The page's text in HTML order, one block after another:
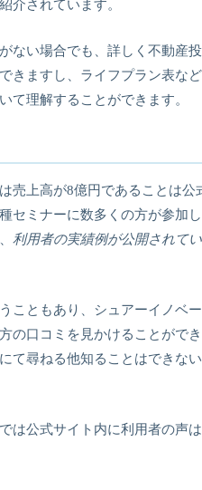
介されています。
ない場合でも、詳しく不動産
きますし、ライフプラン表な
て理解することができます。
売上高が8億円であることは公
セミナーに数多くの方が参加
利用者の実績例が公開されて
こともあり、シュアーイノベ
の口コミを見かけることがで
て尋ねる他知ることはできな
は公式サイト内に利用者の声